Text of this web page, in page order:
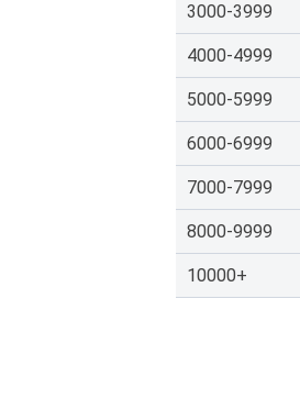
3000-3999
4000-4999
5000-5999
6000-6999
7000-7999
8000-9999
10000+